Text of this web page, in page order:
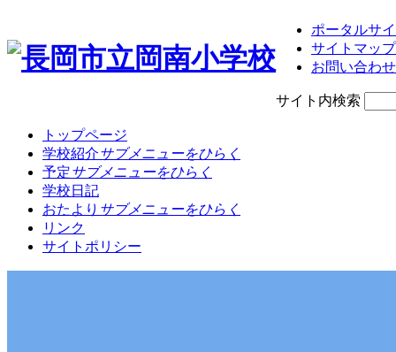
ポータルサ
サイトマップ
お問い合わせ
サイト内検索
トップページ
学校紹介サブメニューをひらく
予定サブメニューをひらく
学校日記
おたより サブメニューをひらく
リンク
サイトポリシー